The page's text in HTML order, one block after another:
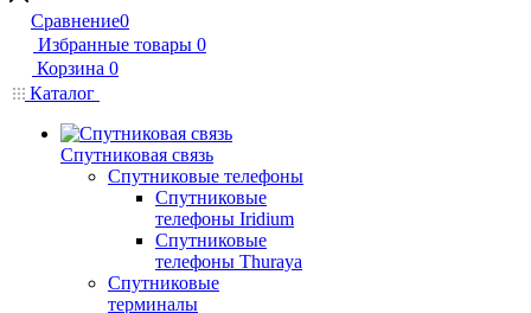
Сравнение0
Избранные товары 0
Корзина 0
Каталог
Спутниковая связь
Спутниковые телефоны
Спутниковые
телефоны Iridium
Спутниковые
телефоны Thuraya
Спутниковые
терминалы